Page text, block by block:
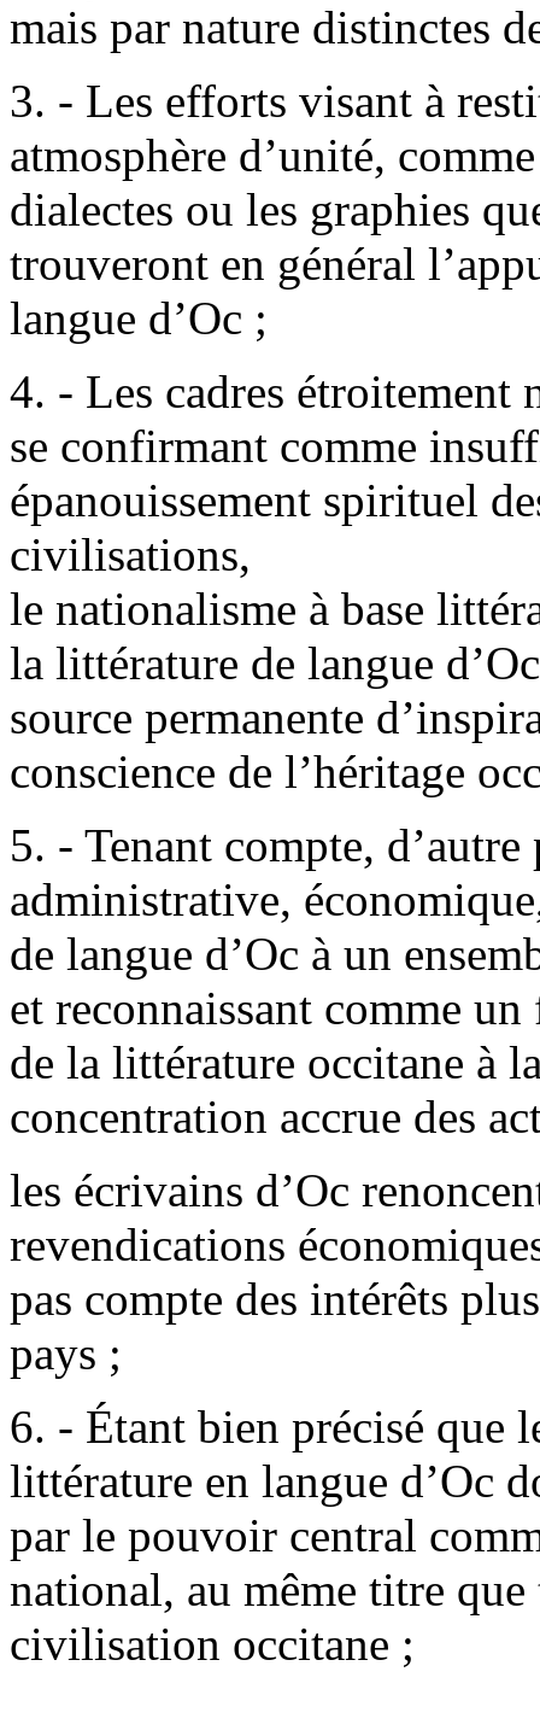
mais par nature distinctes
3. - Les efforts visant à
atmosphère d’unité,
dialectes ou les graphies
trouveront en général
langue d’Oc ;
4. - Les cadres étroitement
se confirmant comme
épanouissement spirituel
civilisations,
le nationalisme à base
la littérature de langue
source permanente
conscience de l’héritage
5. - Tenant compte,
administrative,
de langue d’Oc à un
et reconnaissant comme
de la littérature occitane à
concentration accrue des
les écrivains d’Oc
revendications
pas compte des intérêts
pays ;
6. - Étant bien précisé que
littérature en langue d’Oc
par le pouvoir central
national, au même titre
civilisation occitane ;